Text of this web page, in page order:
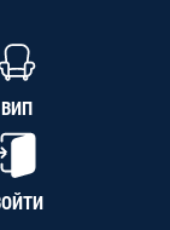
ВИП